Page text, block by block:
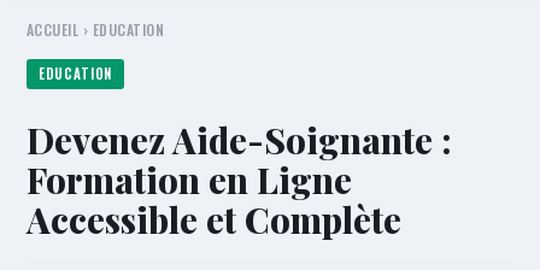
ACCUEIL › EDUCATION
EDUCATION
Devenez Aide-Soignante :
Formation en Ligne
Accessible et Complète